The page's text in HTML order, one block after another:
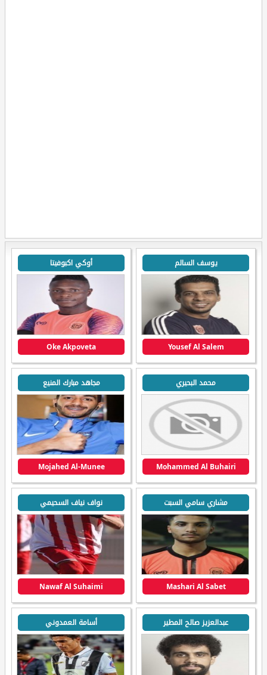
يوسف السالم
Yousef Al Salem
أوكي اكبوفيتا
Oke Akpoveta
محمد البحيري
Mohammed Al Buhairi
مجاهد مبارك المنيع
Mojahed Al-Munee
مشاري سامي السبت
Mashari Al Sabet
نواف نياف السحيمي
Nawaf Al Suhaimi
عبدالعزيز صالح المطير أسامة العمدوني